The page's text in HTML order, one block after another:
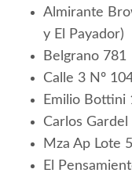
Almirante
y El Payador)
Belgrano 781
Calle 3 Nº
Emilio Bottini
Carlos
Mza Ap Lote
El